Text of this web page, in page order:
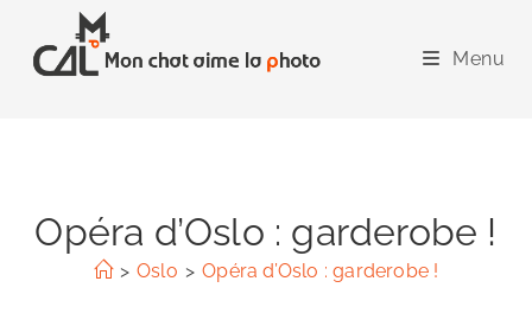
content
Menu
Opéra d’Oslo : garderobe !
> Oslo > Opéra d’Oslo : garderobe !